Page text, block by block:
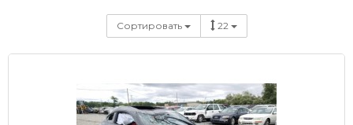
Сортировать 22